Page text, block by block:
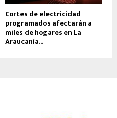
Cortes de electricidad
programados afectarán a
miles de hogares en La
Araucanía...